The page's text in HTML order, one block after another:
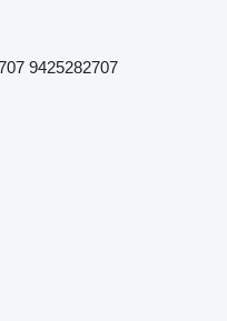
9425282707